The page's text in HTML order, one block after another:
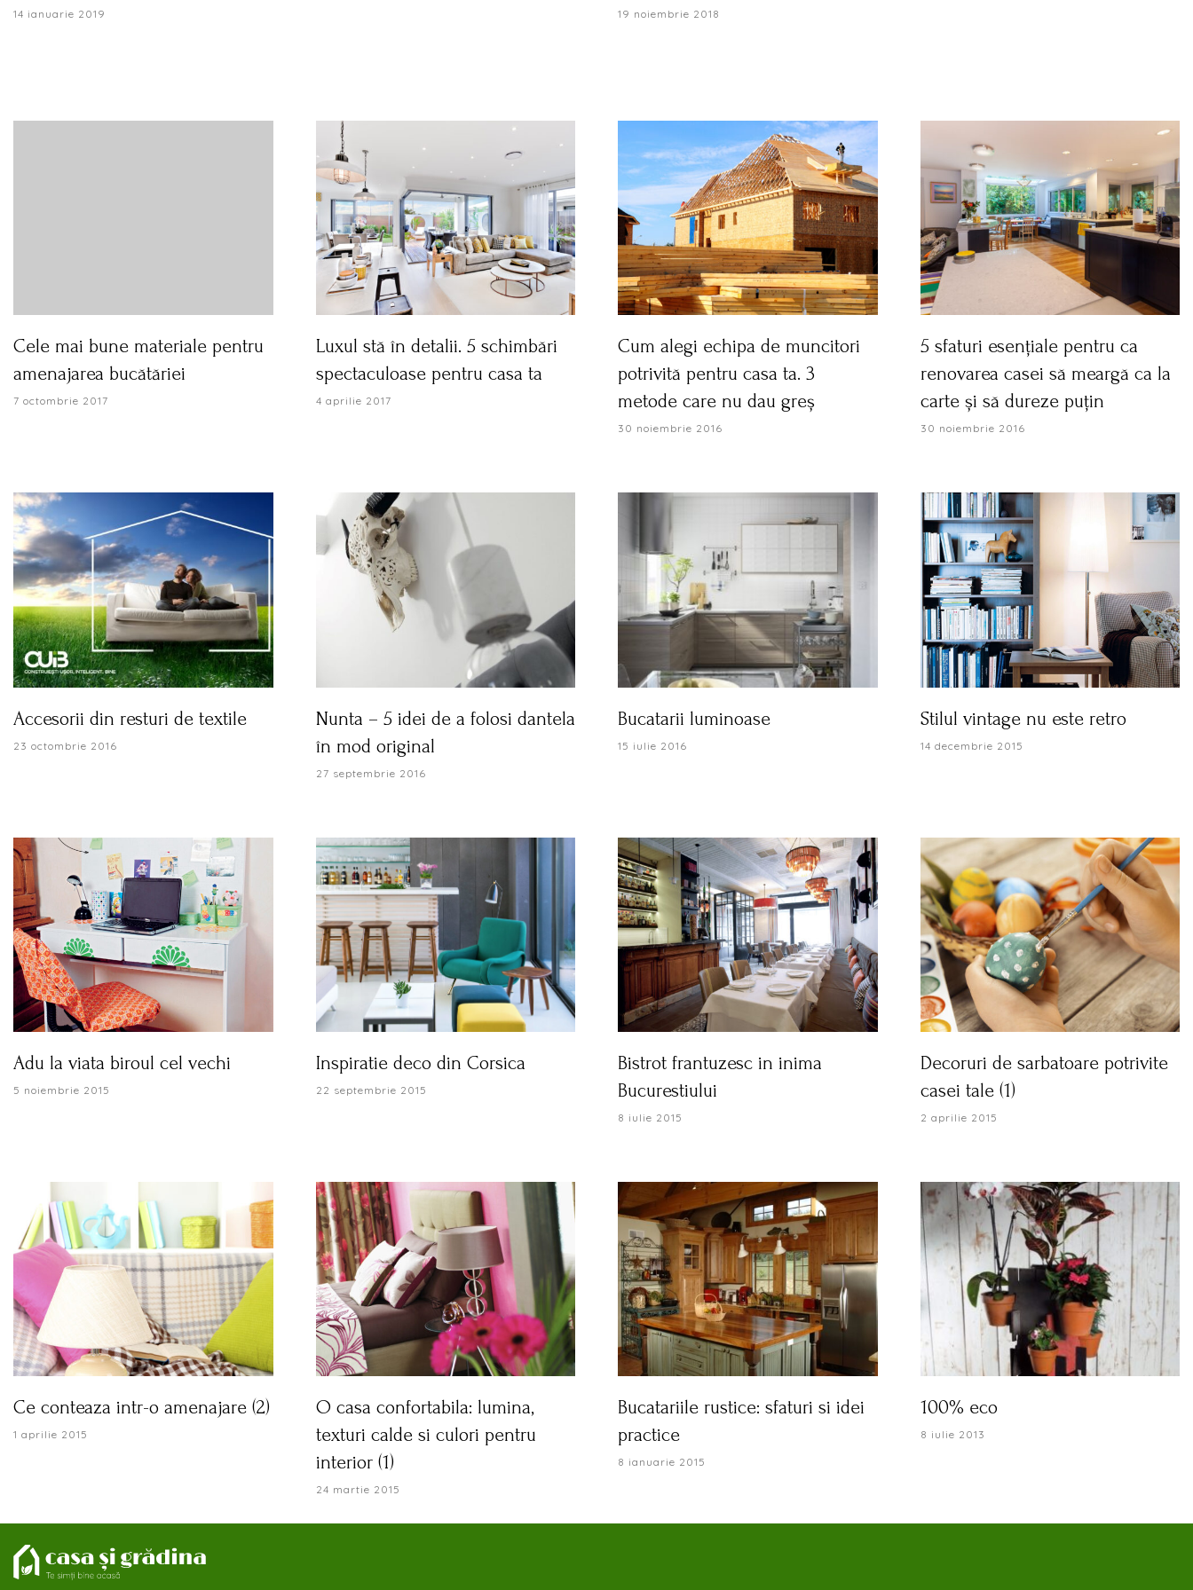
14 ianuarie 2019 19 noiembrie 2018
Cele mai bune materiale pentru
amenajarea bucătăriei
7 octombrie 2017
Luxul stă în detalii. 5 schimbări
spectaculoase pentru casa ta
4 aprilie 2017
Cum alegi echipa de muncitori
potrivită pentru casa ta. 3
metode care nu dau greș
30 noiembrie 2016
5 sfaturi esențiale pentru ca
renovarea casei să meargă ca la
carte și să dureze puțin
30 noiembrie 2016
Accesorii din resturi de textile
23 octombrie 2016
Nunta – 5 idei de a folosi dantela
în mod original
27 septembrie 2016
Bucatarii luminoase
15 iulie 2016
Stilul vintage nu este retro
14 decembrie 2015
Adu la viata biroul cel vechi
5 noiembrie 2015
Inspiratie deco din Corsica
22 septembrie 2015
Bistrot frantuzesc in inima
Bucurestiului
8 iulie 2015
Decoruri de sarbatoare potrivite
casei tale (1)
2 aprilie 2015
Ce conteaza intr-o amenajare (2)
1 aprilie 2015
O casa confortabila: lumina,
texturi calde si culori pentru
interior (1)
24 martie 2015
Bucatariile rustice: sfaturi si idei
practice
8 ianuarie 2015
100% eco
8 iulie 2013